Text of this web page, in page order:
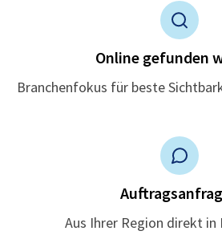
Online gefunden
Branchenfokus für beste
Aus Ihrer Region direkt